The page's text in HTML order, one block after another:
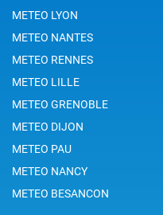
METEO LYON
METEO NANTES
METEO RENNES
METEO LILLE
METEO GRENOBLE
METEO DIJON
METEO PAU
METEO NANCY
METEO BESANCON